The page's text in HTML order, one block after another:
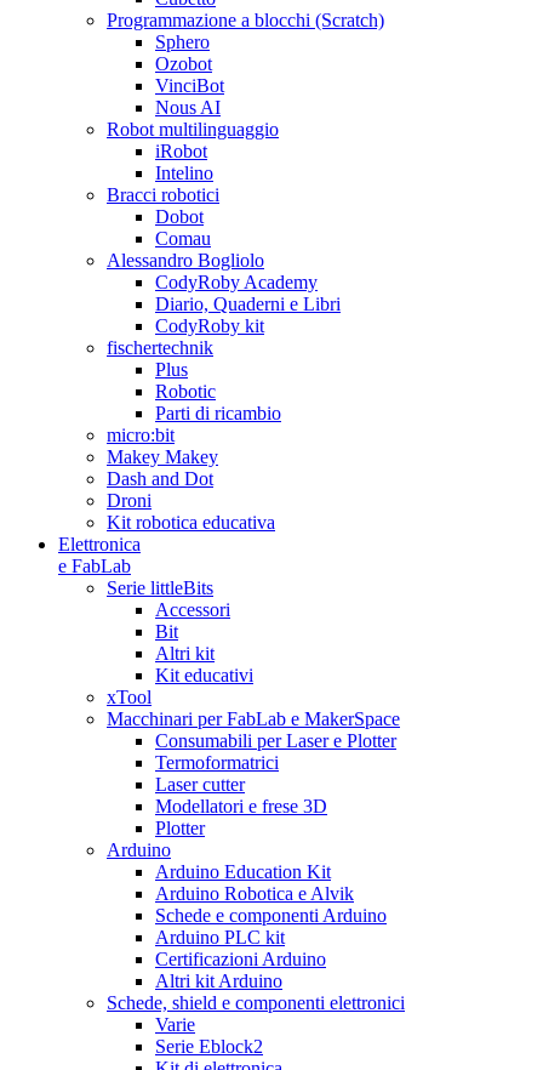
Programmazione a blocchi (Scratch)
Sphero
Ozobot
VinciBot
Nous AI
Robot multilinguaggio
iRobot
Intelino
Bracci robotici
Dobot
Comau
Alessandro Bogliolo
CodyRoby Academy
Diario, Quaderni e Libri
CodyRoby kit
fischertechnik
Plus
Robotic
Parti di ricambio
micro:bit
Makey Makey
Dash and Dot
Droni
Kit robotica educativa
Elettronica
e FabLab
Serie littleBits
Accessori
Bit
Altri kit
Kit educativi
xTool
Macchinari per FabLab e MakerSpace
Consumabili per Laser e Plotter
Termoformatrici
Laser cutter
Modellatori e frese 3D
Plotter
Arduino
Arduino Education Kit
Arduino Robotica e Alvik
Schede e componenti Arduino
Arduino PLC kit
Certificazioni Arduino
Altri kit Arduino
Schede, shield e componenti elettronici
Varie
Serie Eblock2